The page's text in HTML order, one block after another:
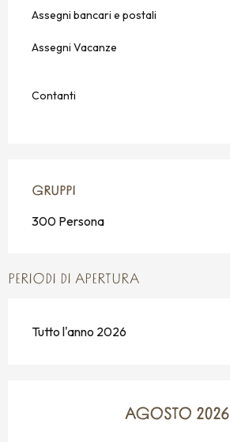
Assegni bancari e postali
Assegni Vacanze
Contanti
GRUPPI
GRUPPI
300 Persona
PERIODI DI APERTURA
Tutto l'anno 2026
AGOSTO 2026